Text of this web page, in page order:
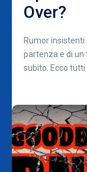
Over?
Rumor
partenza e di un
subito. Ecco